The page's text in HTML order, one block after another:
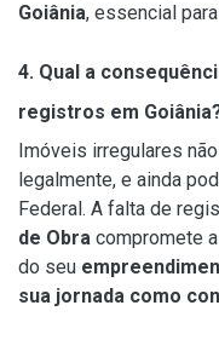
Goiânia, essencial para
4. Qual a
registros em
Imóveis irregulares
legalmente, e ainda
Federal. A falta de
de Obra compromete
do seu
sua jornada como